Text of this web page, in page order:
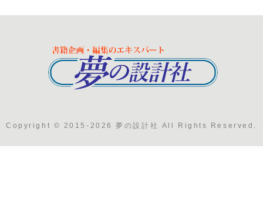
Copyright © 2015-2026 夢の設計社 All Rights Reserved.